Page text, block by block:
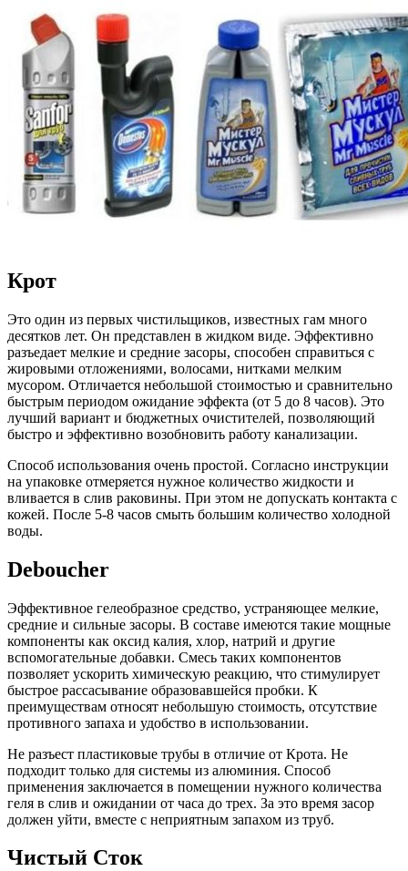
Крот
Это один из первых чистильщиков, известных гам много
десятков лет. Он представлен в жидком виде. Эффективно
разъедает мелкие и средние засоры, способен справиться с
жировыми отложениями, волосами, нитками мелким
мусором. Отличается небольшой стоимостью и сравнительно
быстрым периодом ожидание эффекта (от 5 до 8 часов). Это
лучший вариант и бюджетных очистителей, позволяющий
быстро и эффективно возобновить работу канализации.
Способ использования очень простой. Согласно инструкции
на упаковке отмеряется нужное количество жидкости и
вливается в слив раковины. При этом не допускать контакта с
кожей. После 5-8 часов смыть большим количество холодной
воды.
Deboucher
Эффективное гелеобразное средство, устраняющее мелкие,
средние и сильные засоры. В составе имеются такие мощные
компоненты как оксид калия, хлор, натрий и другие
вспомогательные добавки. Смесь таких компонентов
позволяет ускорить химическую реакцию, что стимулирует
быстрое рассасывание образовавшейся пробки. К
преимуществам относят небольшую стоимость, отсутствие
противного запаха и удобство в использовании.
Не разъест пластиковые трубы в отличие от Крота. Не
подходит только для системы из алюминия. Способ
применения заключается в помещении нужного количества
геля в слив и ожидании от часа до трех. За это время засор
должен уйти, вместе с неприятным запахом из труб.
Чистый Сток